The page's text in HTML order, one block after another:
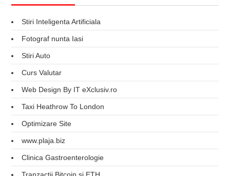
Stiri Inteligenta Artificiala
Fotograf nunta Iasi
Stiri Auto
Curs Valutar
Web Design By IT eXclusiv.ro
Taxi Heathrow To London
Optimizare Site
www.plaja.biz
Clinica Gastroenterologie